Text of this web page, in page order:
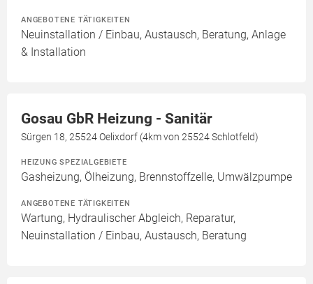
ANGEBOTENE TÄTIGKEITEN
Neuinstallation / Einbau, Austausch, Beratung, Anlage
& Installation
Gosau GbR Heizung - Sanitär
Sürgen 18, 25524 Oelixdorf (4km von 25524 Schlotfeld)
HEIZUNG SPEZIALGEBIETE
Gasheizung, Ölheizung, Brennstoffzelle, Umwälzpumpe
ANGEBOTENE TÄTIGKEITEN
Wartung, Hydraulischer Abgleich, Reparatur,
Neuinstallation / Einbau, Austausch, Beratung